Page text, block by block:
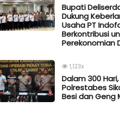
Bupati
Dukung
Usaha PT
Berkontribusi
Perekonomian
1,123x
Dalam 300 Hari,
Polrestabes
Besi dan Geng